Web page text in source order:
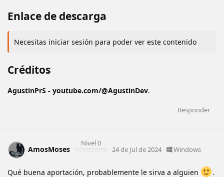
Enlace de descarga
Necesitas iniciar sesión para poder ver este contenido
Créditos
AgustinPrS - youtube.com/@AgustinDev.
Responder
AmosMoses
Nivel 0
24 de Jul de 2024 Windows
Qué buena aportación, probablemente le sirva a alguien .